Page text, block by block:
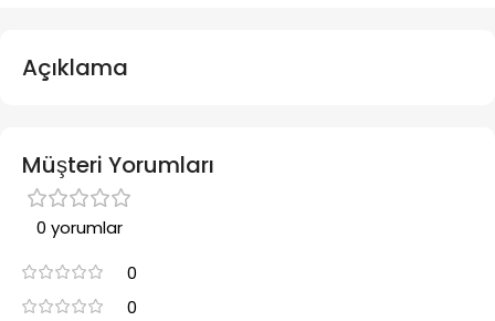
Açıklama
Müşteri Yorumları
0 yorumlar
0
0